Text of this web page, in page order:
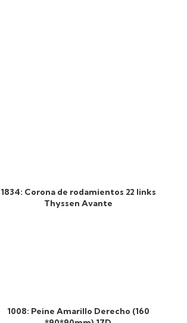
1834: Corona de rodamientos 22 links
Thyssen Avante
1008: Peine Amarillo Derecho (160